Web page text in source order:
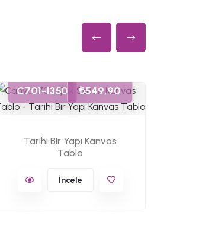
C701-1350 ₺549,90
Tarihi Bir Yapı Kanvas
Tablo
İncele